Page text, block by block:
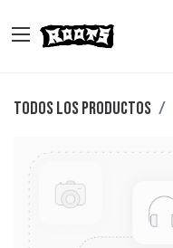
Todos los productos